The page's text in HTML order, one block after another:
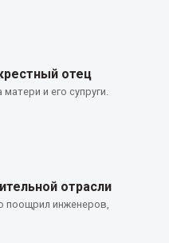
отец
и его супруги.
отрасли
поощрил инженеров,